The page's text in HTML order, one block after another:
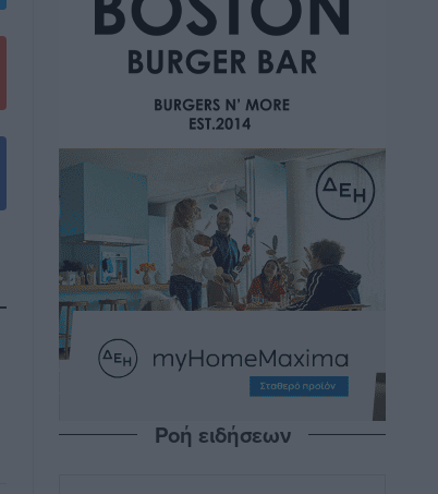
Ροή ειδήσεων